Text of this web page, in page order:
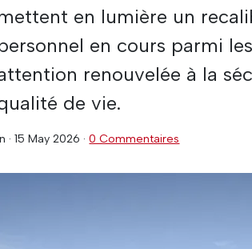
en lumière un
en cours parmi
renouvelée à la
de vie.
·15 May 2026 ·0 Commentaires